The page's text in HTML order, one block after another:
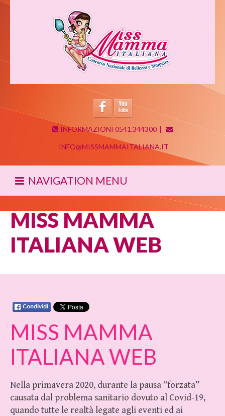
INFORMAZIONI 0541.344300 |
INFO@MISSMAMMAITALIANA.IT
NAVIGATION MENU
MISS MAMMA
ITALIANA WEB
MISS MAMMA
ITALIANA WEB
Nella primavera 2020, durante la pausa “forzata”
causata dal problema sanitario dovuto al Covid-19,
quando tutte le realtà legate agli eventi ed ai